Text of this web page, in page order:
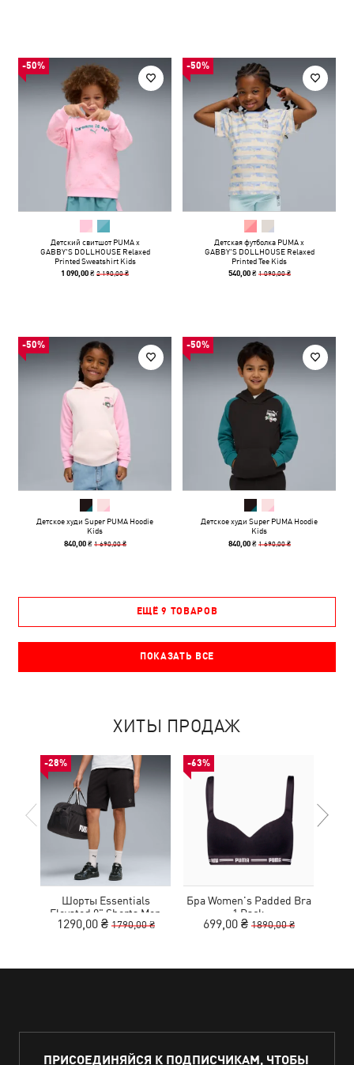
-50%
Детский свитшот PUMA x
GABBY'S DOLLHOUSE Relaxed
Printed Sweatshirt Kids
1 090,00 ₴2 190,00 ₴
-50%
Детская футболка PUMA x
GABBY'S DOLLHOUSE Relaxed
Printed Tee Kids
540,00 ₴ 1 090,00 ₴
-50%
Детское худи Super PUMA Hoodie
Kids
840,00 ₴ 1 690,00 ₴
-50%
Детское худи Super PUMA Hoodie
Kids
840,00 ₴ 1 690,00 ₴
ЕЩЁ 9 ТОВАРОВ
ПОКАЗАТЬ ВСЕ
ХИТЫ ПРОДАЖ
-28%
Шорты Essentials
Elevated 9" Shorts Men
1290,00 ₴ 1790,00 ₴
-63%
Бра Women's Padded Bra
1 Pack
699,00 ₴ 1890,00 ₴
ПРИСОЕДИНЯЙСЯ К ПОДПИСЧИКАМ, ЧТОБЫ